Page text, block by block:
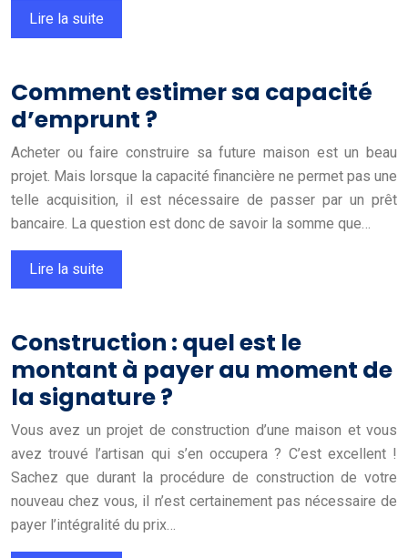
Lire la suite
Comment estimer sa capacité
d’emprunt ?
Acheter ou faire construire sa future maison est un beau
projet. Mais lorsque la capacité financière ne permet pas une
telle acquisition, il est nécessaire de passer par un prêt
bancaire. La question est donc de savoir la somme que…
Lire la suite
Construction : quel est le
montant à payer au moment de
la signature ?
Vous avez un projet de construction d’une maison et vous
avez trouvé l’artisan qui s’en occupera ? C’est excellent !
Sachez que durant la procédure de construction de votre
nouveau chez vous, il n’est certainement pas nécessaire de
payer l’intégralité du prix…